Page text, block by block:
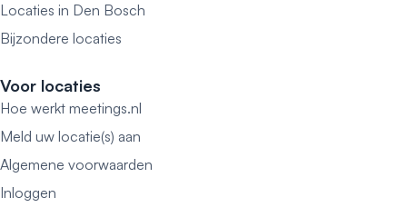
Locaties in Den Bosch
Bijzondere locaties
Voor locaties
Hoe werkt meetings.nl
Meld uw locatie(s) aan
Algemene voorwaarden
Inloggen